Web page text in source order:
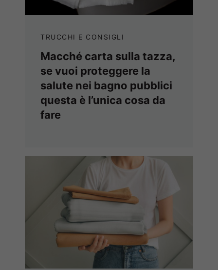
TRUCCHI E CONSIGLI
Macché carta sulla tazza,
se vuoi proteggere la
salute nei bagno pubblici
questa è l’unica cosa da
fare